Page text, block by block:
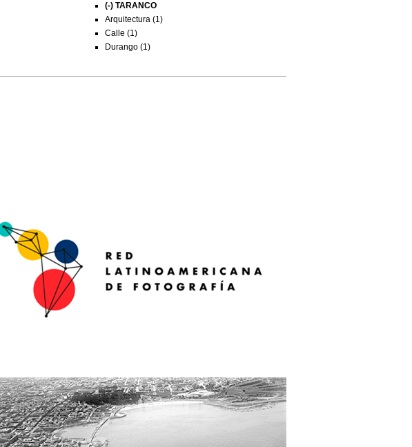
(-) TARANCO
Arquitectura (1)
Calle (1)
Durango (1)